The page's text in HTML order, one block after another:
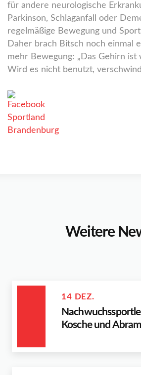
für andere neurologische
Parkinson, Schlaganfall oder
regelmäßige Bewegung und
Daher brach Bitsch noch einmal
mehr Bewegung: „Das Gehirn ist
Wird es nicht benutzt,
Weitere
14 DEZ.
Kosche und